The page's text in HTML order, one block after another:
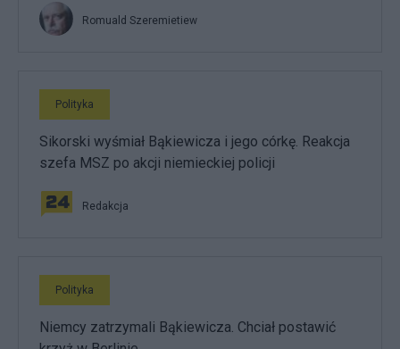
Romuald Szeremietiew
Polityka
Sikorski wyśmiał Bąkiewicza i jego córkę. Reakcja
szefa MSZ po akcji niemieckiej policji
Redakcja
Polityka
Niemcy zatrzymali Bąkiewicza. Chciał postawić